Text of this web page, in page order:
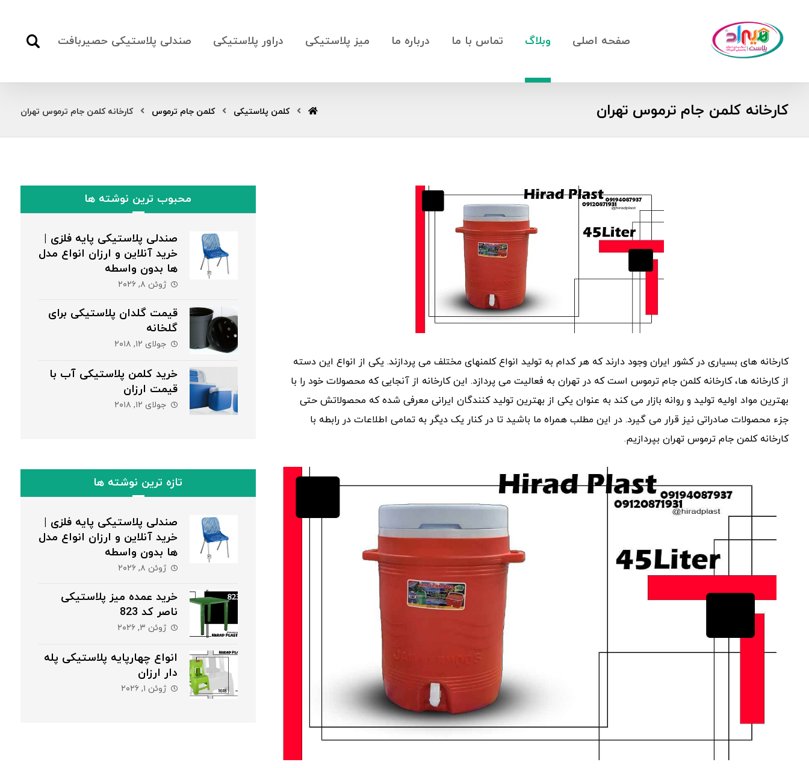
صفحه اصلی وبلاگ تماس با ما درباره ما میز پلاستیکی دراور پلاستیکی صندلی پلاستیکی حصیربافت
کارخانه کلمن جام ترموس تهران کلمن پلاستیکی کلمن جام ترموس کارخانه کلمن جام ترموس تهران
کارخانه های بسیاری در کشور ایران وجود دارند که هر کدام به تولید انواع کلمنهای مختلف می پردازند. یکی از انواع این دسته
از کارخانه ها، کارخانه کلمن جام ترموس است که در تهران به فعالیت می پردازد. این کارخانه از آنجایی که محصولات خود را با
بهترین مواد اولیه تولید و روانه بازار می کند به عنوان یکی از بهترین تولید کنندگان ایرانی معرفی شده که محصولاتش حتی
جزء محصولات صادراتی نیز قرار می گیرد. در این مطلب همراه ما باشید تا در کنار یک دیگر به تمامی اطلاعات در رابطه با
کارخانه کلمن جام ترموس تهران بپردازیم.
محبوب ترین نوشته ها
صندلی پلاستیکی پایه فلزی |
خرید آنلاین و ارزان انواع مدل
ها بدون واسطه
ژوئن ۸, ۲۰۲۶
قیمت گلدان پلاستیکی برای
گلخانه
جولای ۱۲, ۲۰۱۸
خرید کلمن پلاستیکی آب با
قیمت ارزان
جولای ۱۲, ۲۰۱۸
تازه ترین نوشته ها
صندلی پلاستیکی پایه فلزی |
خرید آنلاین و ارزان انواع مدل
ها بدون واسطه
ژوئن ۸, ۲۰۲۶
خرید عمده میز پلاستیکی
ناصر کد 823
ژوئن ۳, ۲۰۲۶
انواع چهارپایه پلاستیکی پله
دار ارزان
ژوئن ۱, ۲۰۲۶